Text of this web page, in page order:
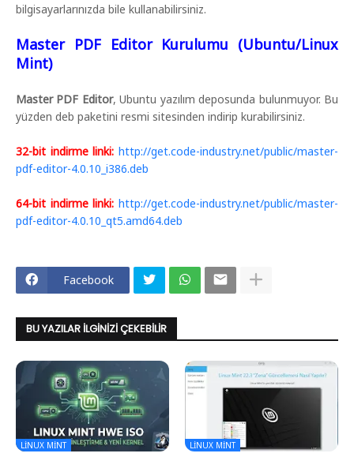
bilgisayarlarınızda bile kullanabilirsiniz.
Master PDF Editor Kurulumu (Ubuntu/Linux
Mint)
Master PDF Editor, Ubuntu yazılım deposunda bulunmuyor. Bu
yüzden deb paketini resmi sitesinden indirip kurabilirsiniz.
32-bit indirme linki: http://get.code-industry.net/public/master-
pdf-editor-4.0.10_i386.deb
64-bit indirme linki: http://get.code-industry.net/public/master-
pdf-editor-4.0.10_qt5.amd64.deb
Facebook
BU YAZILAR İLGINIZI ÇEKEBILIR
LINUX MINT LINUX MINT